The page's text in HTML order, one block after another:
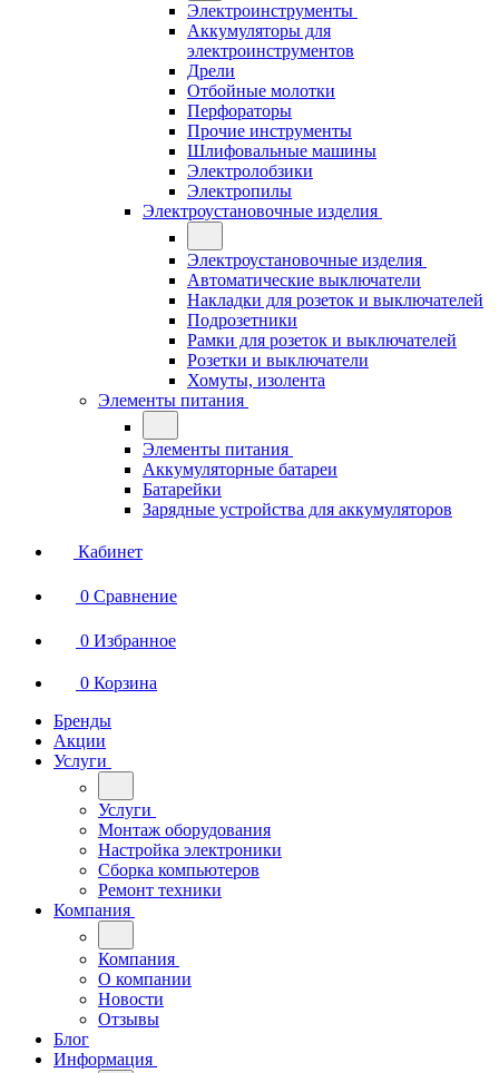
Электроинструменты
Аккумуляторы для
электроинструментов
Дрели
Отбойные молотки
Перфораторы
Прочие инструменты
Шлифовальные машины
Электролобзики
Электропилы
Электроустановочные изделия
Электроустановочные изделия
Автоматические выключатели
Накладки для розеток и выключателей
Подрозетники
Рамки для розеток и выключателей
Розетки и выключатели
Хомуты, изолента
Элементы питания
Элементы питания
Аккумуляторные батареи
Батарейки
Зарядные устройства для аккумуляторов
Кабинет
0 Сравнение
0 Избранное
0 Корзина
Бренды
Акции
Услуги
Услуги
Монтаж оборудования
Настройка электроники
Сборка компьютеров
Ремонт техники
Компания
Компания
О компании
Новости
Отзывы
Блог
Информация